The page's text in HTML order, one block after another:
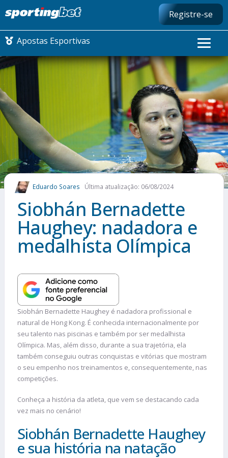
Registre-se
Apostas Esportivas
CONMEBOL LIBERTADORES
FUTEBOL NACIONAL
FUTEBOL INTERNACIONAL
COMO APOSTAR
MAIS ESPORTES
Eduardo Soares Última atualização: 06/08/2024
Siobhán Bernadette
Haughey: nadadora e
medalhista Olímpica
Siobhán Bernadette Haughey é nadadora profissional e
natural de Hong Kong. É conhecida internacionalmente por
seu talento nas piscinas e também por ser medalhista
Olímpica. Mas, além disso, durante a sua trajetória, ela
também conseguiu outras conquistas e vitórias que mostram
o seu empenho nos treinamentos e, consequentemente, nas
competições.
Conheça a história da atleta, que vem se destacando cada
vez mais no cenário!
Siobhán Bernadette Haughey
e sua história na natação